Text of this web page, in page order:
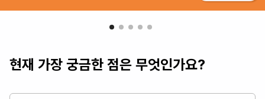
현재 가장 궁금한 점은 무엇인가요?